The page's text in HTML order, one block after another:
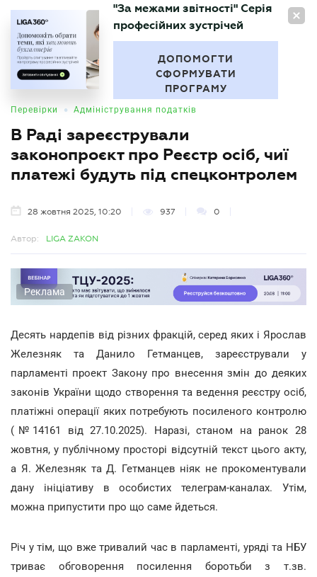
UA
БУХГАЛТЕР
"За межами звітності" Серія
професійних зустрічей
ДОПОМОГТИ
СФОРМУВАТИ
ПРОГРАМУ
Перевірки • Адміністрування податків
В Раді зареєстрували
законопроєкт про Реєстр осіб, чиї
платежі будуть під спецконтролем
28 жовтня 2025, 10:20 937 0
Автор: LIGA ZAKON
Реклама
Десять нардепів від різних фракцій, серед яких і Ярослав
Железняк та Данило Гетманцев, зареєстрували у
парламенті проект Закону про внесення змін до деяких
законів України щодо створення та ведення реєстру осіб,
платіжні операції яких потребують посиленого контролю
(№14161 від 27.10.2025). Наразі, станом на ранок 28
жовтня, у публічному просторі відсутній текст цього акту,
а Я. Железняк та Д. Гетманцев ніяк не прокоментували
дану ініціативу в особистих телеграм-каналах. Утім,
можна припустити про що саме йдеться.
Річ у тім, що вже тривалий час в парламенті, уряді та НБУ
триває обговорення посилення боротьби з т.зв.